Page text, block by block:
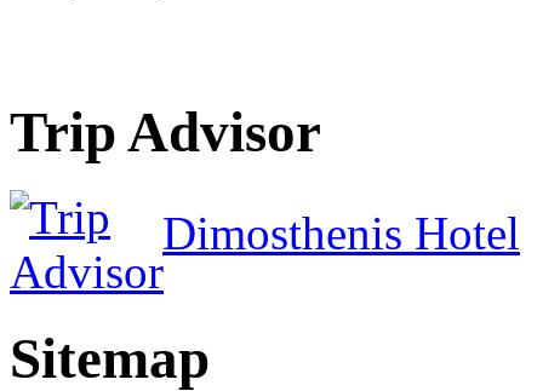
Trip Advisor
Dimosthenis Hotel
Sitemap